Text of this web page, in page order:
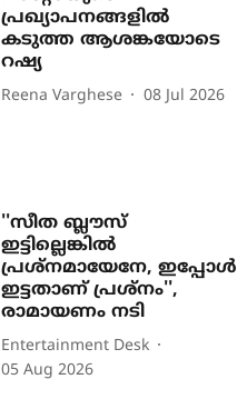
പ്രഖ്യാപനങ്ങളിൽ
കടുത്ത ആശങ്കയോടെ
റഷ്യ
Reena Varghese 08 Jul 2026
''സീത ബ്ലൗസ്
ഇട്ടില്ലെങ്കിൽ
പ്രശ്നമായേനേ, ഇപ്പോൾ
ഇട്ടതാണ് പ്രശ്നം'',
രാമായണം നടി
Entertainment Desk
05 Aug 2026